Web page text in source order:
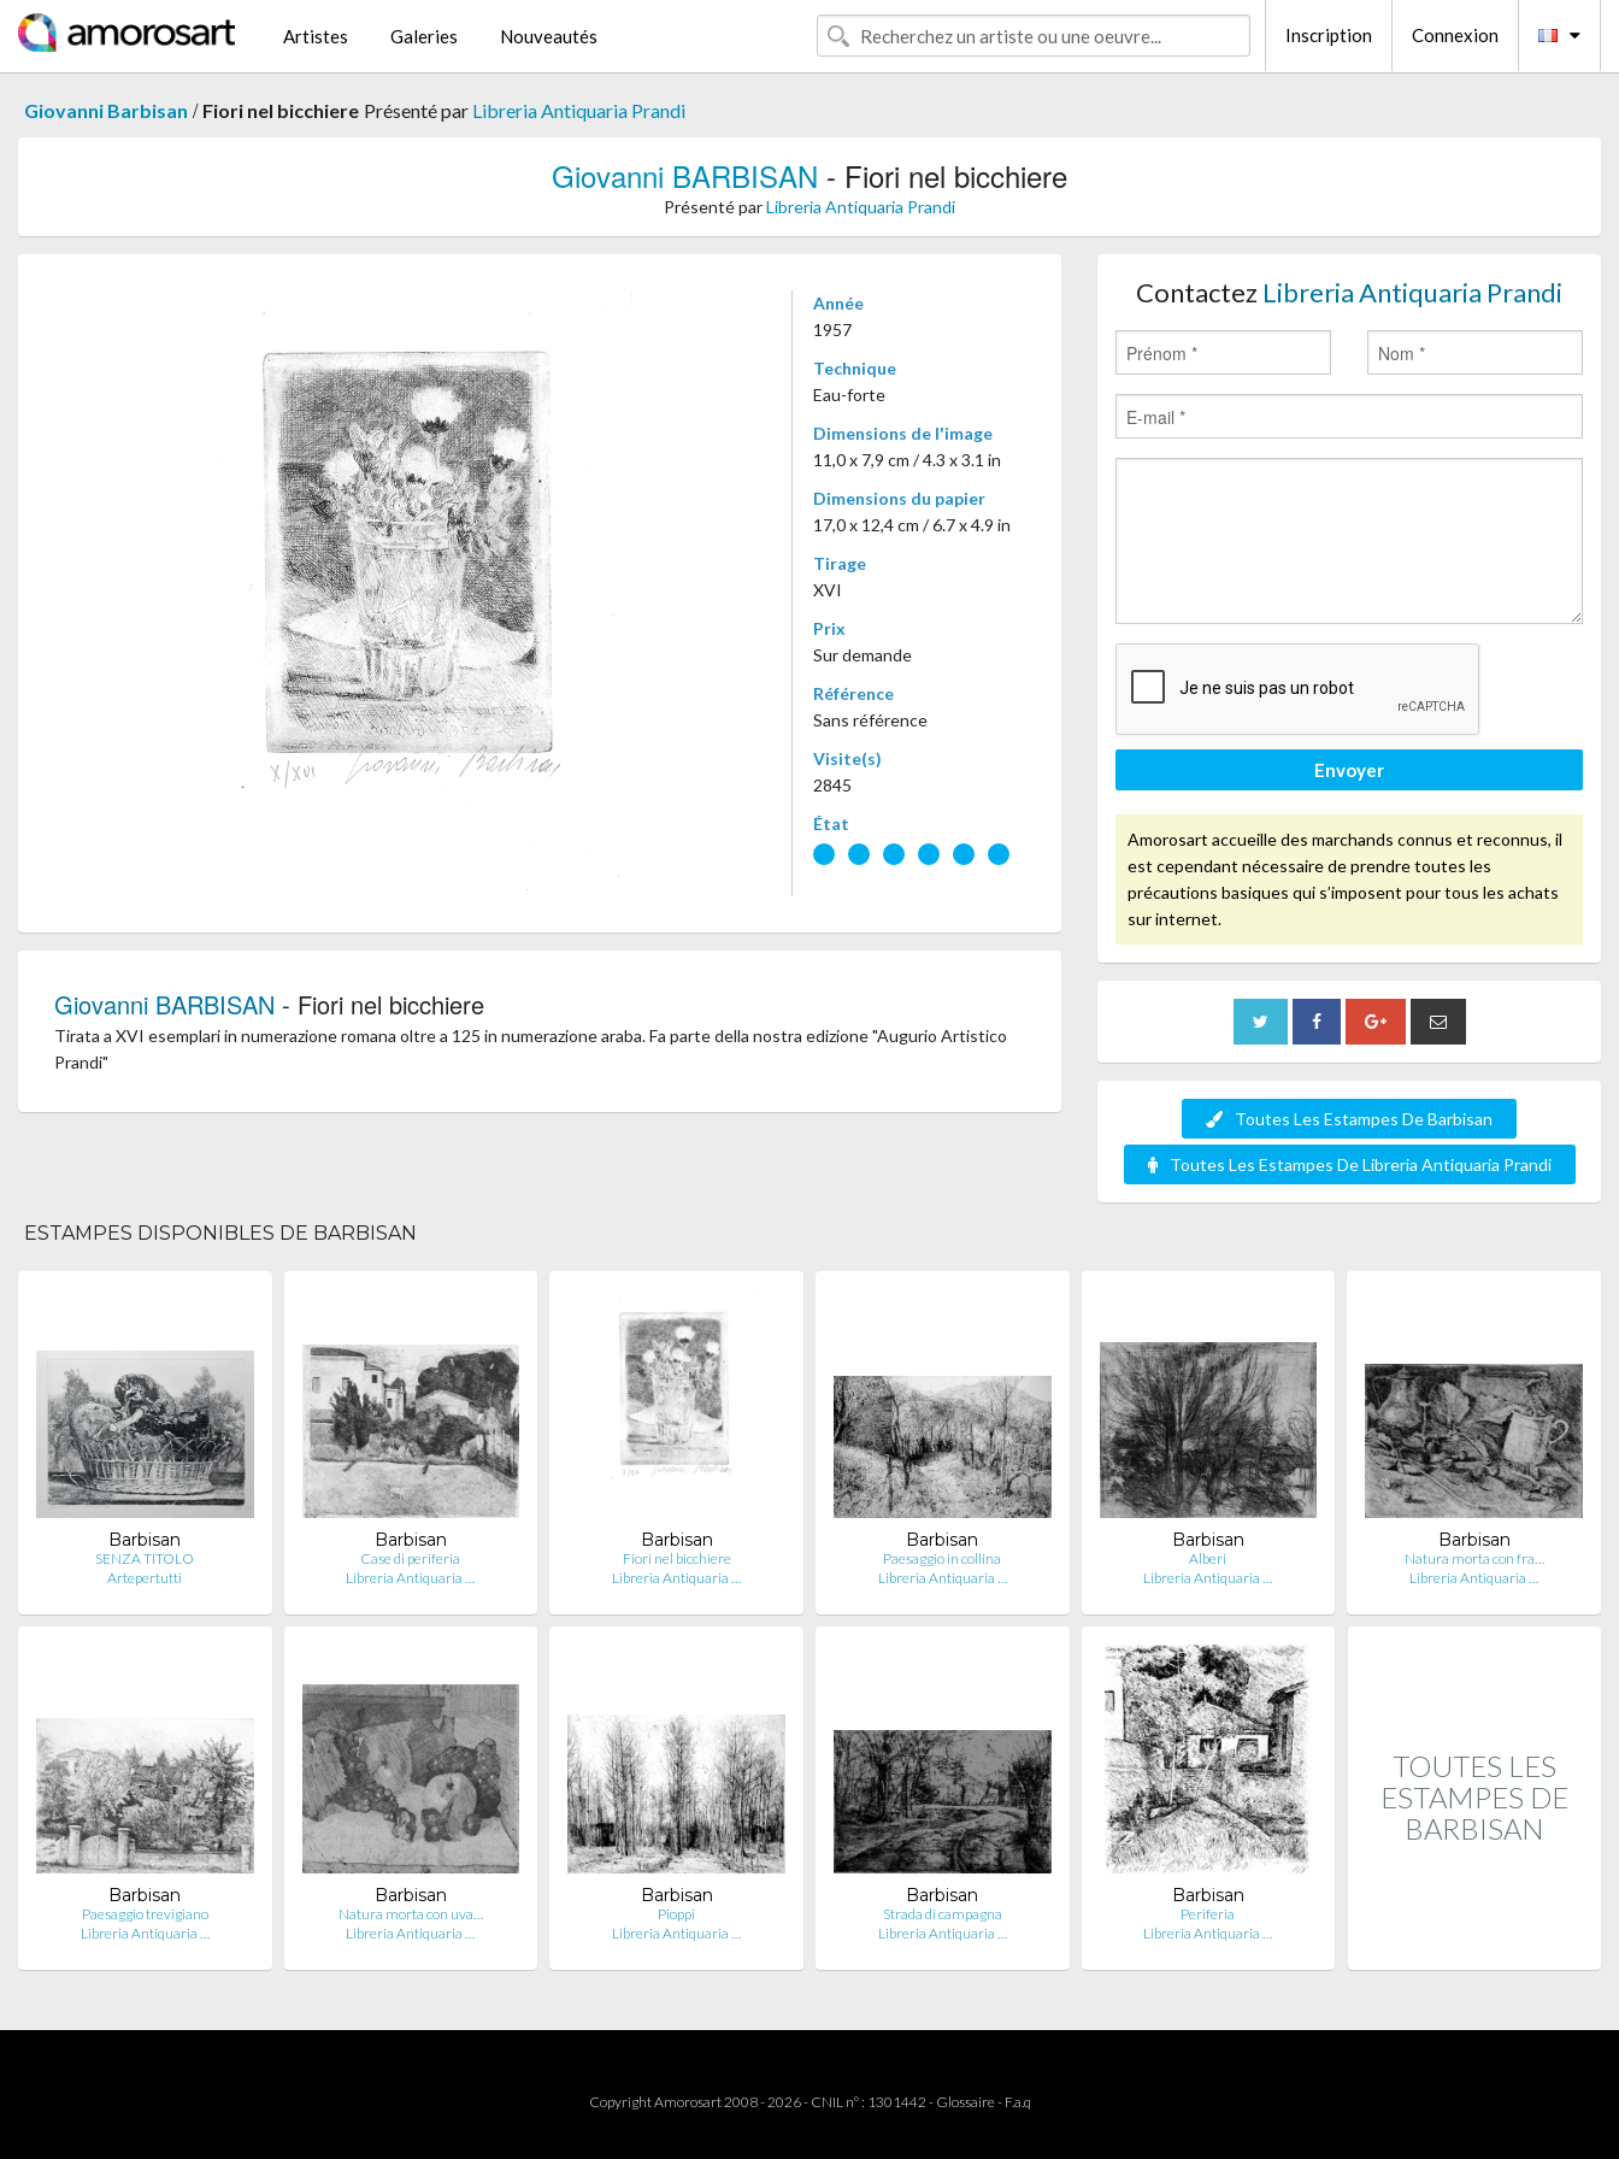
Artistes Galeries Nouveautés Inscription Connexion
Giovanni Barbisan / Fiori nel bicchiere Présenté par Libreria Antiquaria Prandi
Giovanni BARBISAN - Fiori nel bicchiere
Présenté parLibreria Antiquaria Prandi
Année
1957
Technique
Eau-forte
Dimensions de l'image
11,0 x 7,9 cm / 4.3 x 3.1 in
Dimensions du papier
17,0 x 12,4 cm / 6.7 x 4.9 in
Tirage
XVI
Prix
Sur demande
Référence
Sans référence
Visite(s)
2845
État
Giovanni BARBISAN - Fiori nel bicchiere
Tirata a XVI esemplari in numerazione romana oltre a 125 in numerazione araba. Fa parte della nostra edizione "Augurio Artistico
Prandi"
Contactez Libreria Antiquaria Prandi
Envoyer
Amorosart accueille des marchands connus et reconnus, il
est cependant nécessaire de prendre toutes les
précautions basiques qui s’imposent pour tous les achats
sur internet.
Toutes Les Estampes De Barbisan
Toutes Les Estampes De Libreria Antiquaria Prandi
ESTAMPES DISPONIBLES DE BARBISAN
Barbisan
SENZA TITOLO
Artepertutti
Barbisan
Case di periferia
Libreria Antiquaria …
Barbisan
Fiori nel bicchiere
Libreria Antiquaria …
Barbisan
Paesaggio in collina
Libreria Antiquaria …
Barbisan
Alberi
Libreria Antiquaria …
Barbisan
Natura morta con fra…
Libreria Antiquaria …
Barbisan
Paesaggio trevigiano
Libreria Antiquaria …
Barbisan
Natura morta con uva…
Libreria Antiquaria …
Barbisan
Pioppi
Libreria Antiquaria …
Barbisan
Strada di campagna
Libreria Antiquaria …
Barbisan
Periferia
Libreria Antiquaria …
TOUTES LES
ESTAMPES DE
BARBISAN
Copyright Amorosart 2008 - 2026 - CNIL n° : 1301442 - Glossaire- F.a.q